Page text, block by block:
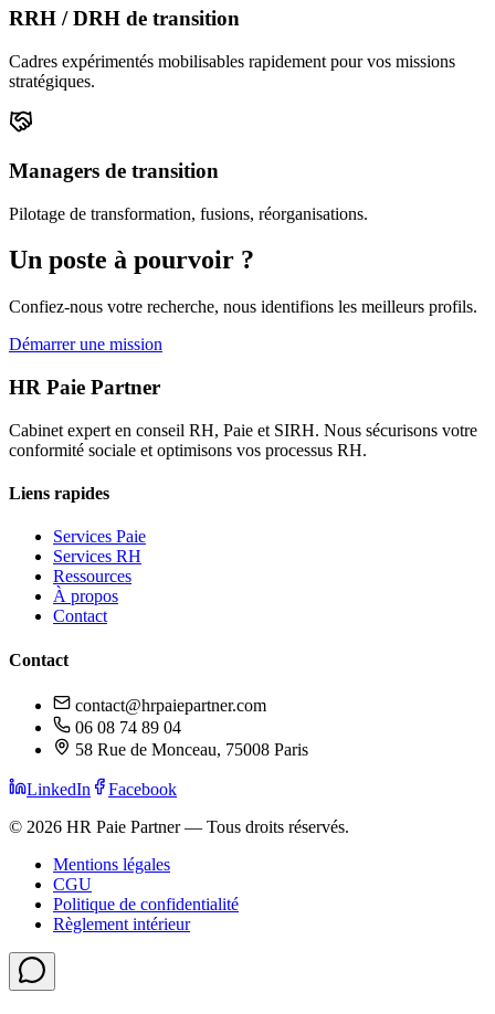
RRH / DRH de transition
Cadres expérimentés mobilisables rapidement pour vos missions
stratégiques.
Managers de transition
Pilotage de transformation, fusions, réorganisations.
Un poste à pourvoir ?
Confiez-nous votre recherche, nous identifions les meilleurs profils.
Démarrer une mission
HR Paie Partner
Cabinet expert en conseil RH, Paie et SIRH. Nous sécurisons votre
conformité sociale et optimisons vos processus RH.
Liens rapides
Services Paie
Services RH
Ressources
À propos
Contact
Contact
contact@hrpaiepartner.com
06 08 74 89 04
58 Rue de Monceau, 75008 Paris
LinkedIn
Facebook
© 2026 HR Paie Partner — Tous droits réservés.
Mentions légales
CGU
Politique de confidentialité
Règlement intérieur